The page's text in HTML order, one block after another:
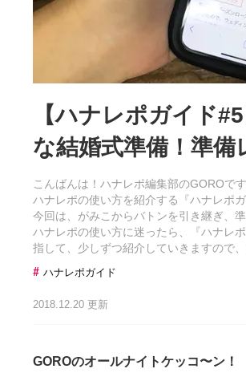
【ハナレポガイド
な結婚式準備！準
こんばんは！ハナレポ編集部のGOROです
ハナレポの使い方を紹介する『ハナレポ
今回は、がみこからバトンを引き継ぎ、
ハナレポの使い方に迷ったら、『ハナレ
指して、少しずつ紹介していきますので
ハナレポガイド
2018.12.20 更新
GOROのオールナイトケッコ〜ン！